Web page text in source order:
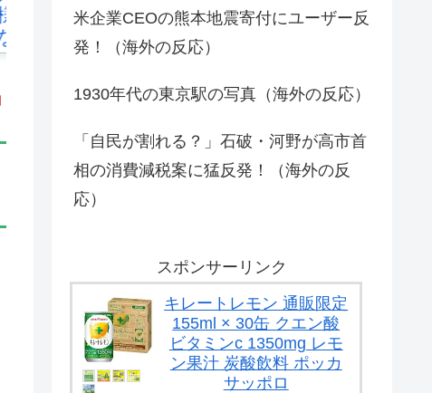
か」...
す‥」→「国境を
米企業CEOの熊本地震寄付にユーザー反
発！（海外の反応）
1930年代の東京駅の写真（海外の反応）
「自民が割れる？」石破・河野が高市首
相の消費減税案に猛反発！（海外の反
応）
スポンサーリンク
キレートレモン 通販限定
155ml × 30缶 クエン酸
ビタミンc 1350mg レモ
ン果汁 炭酸飲料 ポッカ
サッポロ